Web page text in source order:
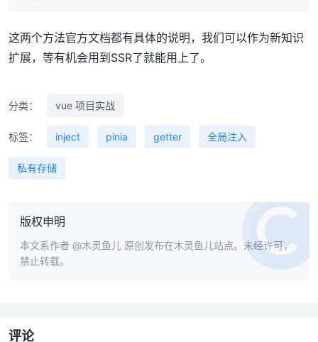
这两个方法官方文档都有具体的说明，我们可以作为新知识
扩展，等有机会用到SSR了就能用上了。
分类： vue 项目实战
标签： inject pinia getter 全局注入
私有存储
版权申明
本文系作者 @木灵鱼儿 原创发布在木灵鱼儿站点。未经许可，
禁止转载。
评论